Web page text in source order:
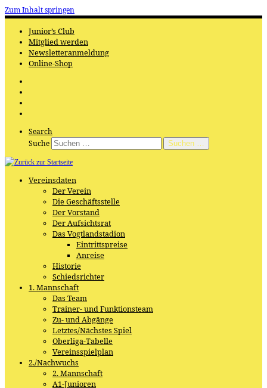
Zum Inhalt springen
Junior’s Club
Mitglied werden
Newsletteranmeldung
Online-Shop
Search
Suche
Suchen …
Vereinsdaten
Der Verein
Die Geschäftsstelle
Der Vorstand
Der Aufsichtsrat
Das Vogtlandstadion
Eintrittspreise
Anreise
Historie
Schiedsrichter
1. Mannschaft
Das Team
Trainer- und Funktionsteam
Zu- und Abgänge
Letztes/Nächstes Spiel
Oberliga-Tabelle
Vereinsspielplan
2./Nachwuchs
2. Mannschaft
A1-Junioren